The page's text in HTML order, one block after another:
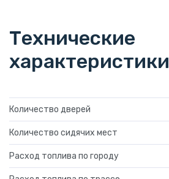
Технические
характеристики
Количество дверей
Количество сидячих мест
Расход топлива по городу